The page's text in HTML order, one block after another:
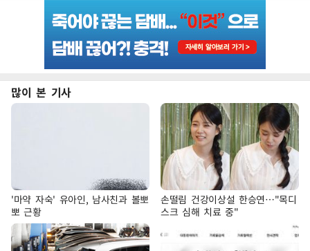
많이 본 기사
'마약 자숙' 유아인, 남사친과 볼뽀
뽀 근황
손떨림 건강이상설 한승연…"목디
스크 심해 치료 중"